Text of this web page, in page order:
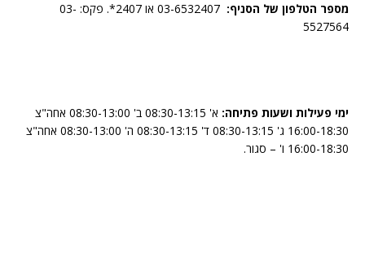
מספר הטלפון של הסניף:
03-6532407 או 2407*. פקס: 03-
5527564
ימי פעילות ושעות פתיחה:
א' 08:30-13:15 ב' 08:30-13:00 אחה"צ
16:00-18:30 ג' 08:30-13:15 ד' 08:30-13:15 ה' 08:30-13:00 אחה"צ
16:00-18:30 ו' – סגור.